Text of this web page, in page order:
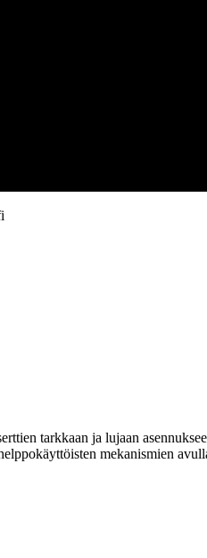
tarkkaan ja lujaan
mekanismien